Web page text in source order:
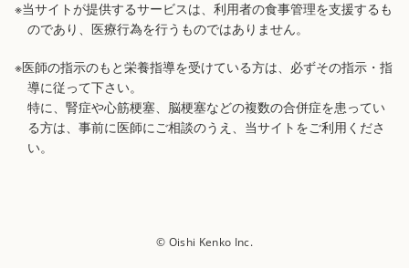
※当サイトが提供するサービスは、利用者の食事管理を支援するも
のであり、医療行為を行うものではありません。
※医師の指示のもと栄養指導を受けている方は、必ずその指示・指
導に従って下さい。
特に、腎症や心筋梗塞、脳梗塞などの複数の合併症を患ってい
る方は、事前に医師にご相談のうえ、当サイトをご利用くださ
い。
© Oishi Kenko Inc.